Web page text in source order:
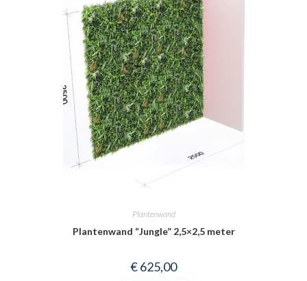
Plantenwand
Plantenwand “Jungle” 2,5×2,5 meter
€625,00